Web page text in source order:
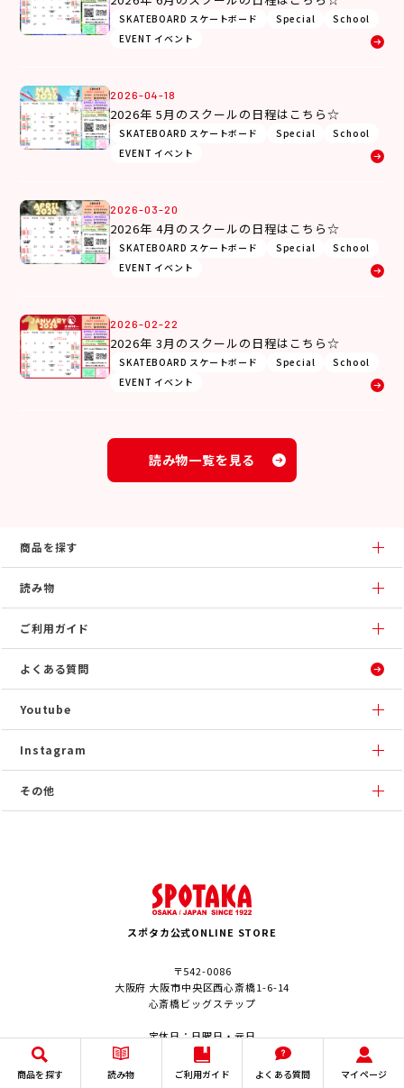
商品を探す 読み物 ご利用ガイド よくある質問 マイページ
SKATEBOARD スケートボード Special
School
EVENT イベント
2026-04-18
2026年 5月のスクールの日程はこちら☆
SKATEBOARD スケートボード Special
School
EVENT イベント
2026-03-20
2026年 4月のスクールの日程はこちら☆
SKATEBOARD スケートボード Special
School
EVENT イベント
2026-02-22
2026年 3月のスクールの日程はこちら☆
SKATEBOARD スケートボード Special
School
EVENT イベント
読み物一覧を見る
商品を探す
読み物
ご利用ガイド
よくある質問
Youtube
Instagram
その他
スポタカ公式ONLINE STORE
〒542-0086
大阪府 大阪市中央区西心斎橋1-6-14
心斎橋ビッグステップ
定休日：日曜日・元日